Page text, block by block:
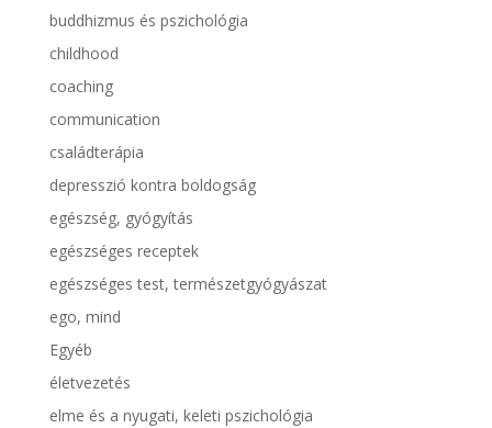
buddhizmus és pszichológia
childhood
coaching
communication
családterápia
depresszió kontra boldogság
egészség, gyógyítás
egészséges receptek
egészséges test, természetgyógyászat
ego, mind
Egyéb
életvezetés
elme és a nyugati, keleti pszichológia